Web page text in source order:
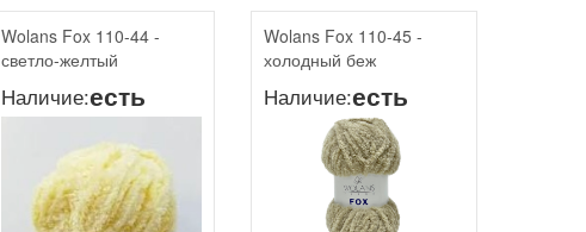
Wolans Fox 110-44 -
светло-желтый
Наличие:есть
Wolans Fox 110-45 -
холодный беж
Наличие:есть